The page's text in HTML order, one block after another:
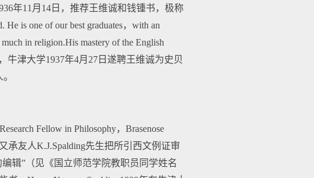
年11月14日，推荐王维诚和钱锺书，极称
is one of our best graduates，with an
in religion.His mastery of the English
牛津大学1937年4月27日遂聘王维诚为史贝
Fellow in Philosophy，Brasenose
承友人K.J.Spalding先生把所引西文例证审
辑”（见《国立师范学院教职员同学姓名